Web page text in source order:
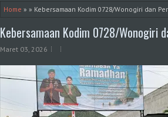
Home » » Kebersamaan Kodim 0728/Wonogiri dan
Kebersamaan Kodim 0728/Wonogiri
Maret 03, 2026